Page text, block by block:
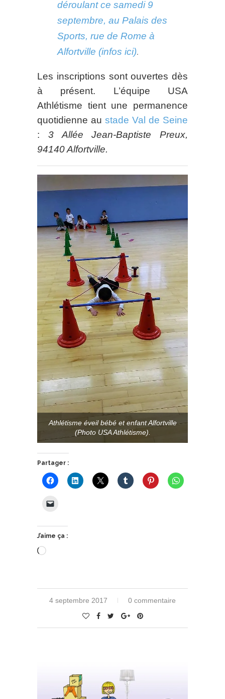
déroulant ce samedi 9
septembre, au Palais des
Sports, rue de Rome à
Alfortville (infos ici).
Les inscriptions sont ouvertes dès
à présent. L’équipe USA
Athlétisme tient une permanence
quotidienne au stade Val de Seine
: 3 Allée Jean-Baptiste Preux,
94140 Alfortville.
Athlétisme éveil bébé et enfant Alfortville
(Photo USA Athlétisme).
Partager :
J’aime ça :
Chargement…
4 septembre 2017 0 commentaire